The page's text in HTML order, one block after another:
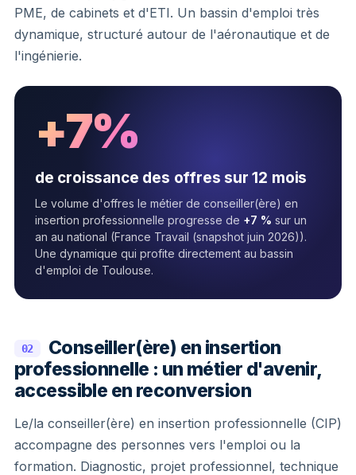
PME, de cabinets et d'ETI. Un bassin d'emploi très
dynamique, structuré autour de l'aéronautique et de
l'ingénierie.
+7%
de croissance des offres sur 12 mois
Le volume d'offres le métier de conseiller(ère) en
insertion professionnelle progresse de +7 % sur un
an au national (France Travail (snapshot juin 2026)).
Une dynamique qui profite directement au bassin
d'emploi de Toulouse.
02
Conseiller(ère) en insertion
professionnelle : un métier d'avenir,
accessible en reconversion
Le/la conseiller(ère) en insertion professionnelle (CIP)
accompagne des personnes vers l'emploi ou la
formation. Diagnostic, projet professionnel, technique